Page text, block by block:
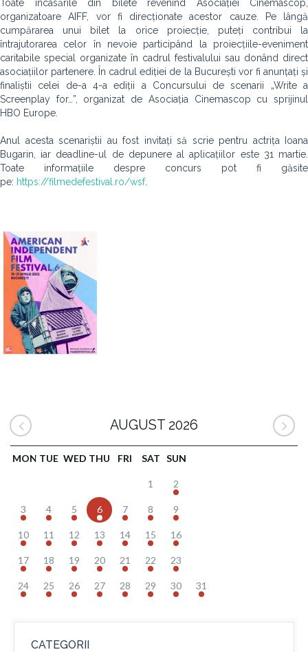
Toate încasările din bilete revenind Asociației Cinemascop,
organizatoare AIFF, vor fi direcționate acestor cauze. Pe lângă
cumpărarea unui bilet la orice proiecție, puteți contribui la
întrajutorarea celor în nevoie participând la proiecțiile-eveniment
caritabile special organizate în cadrul festivalului sau donând direct
asociațiilor partenere. În cadrul ediției de la București vor fi anunțați și
finaliștii celei de-a 4-a ediții a Concursului de scenarii „Write a
Screenplay for…”, organizat de Asociația Cinemascop cu sprijinul
HBO Europe.
Anul acesta scenariștii au fost invitați să scrie pentru actrița Ioana
Bugarin, iar deadline-ul de depunere al aplicațiilor este 31 martie.
Toate informațiile despre concurs pot fi găsite
pe: https://filmedefestival.ro/wsf.
AUGUST 2026
MON TUE WED THU FRI SAT SUN
1 2
3 4 5 6 7 8 9
10 11 12 13 14 15 16
17 18 19 20 21 22 23
24 25 26 27 28 29 30 31
CATEGORII